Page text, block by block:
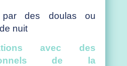
par des doulas ou
nuit
avec des
de la